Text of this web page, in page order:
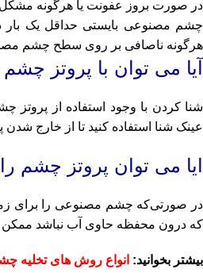
در صورت بروز عفونت یا هرگونه
چشم مصنوعی بایستی حداقل یک بار
هرگونه ناصافی بر روی سطح چشم
آیا می توان با پروتز
شنا کردن با وجود استفاده از
عینک شنا استفاده کنید تا از خارج
ایا می توان پروتز چشم
در صورتی‌که چشم مصنوعی را برای
که درون محفظه حاوی آب نباشد
بیشتر بخوانید: انواع روش های تخلیه